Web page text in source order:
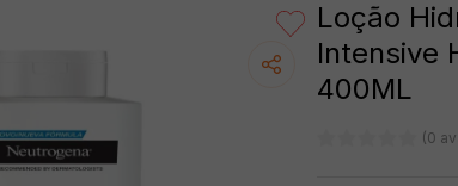
Loção
Intensive
400ML
(0